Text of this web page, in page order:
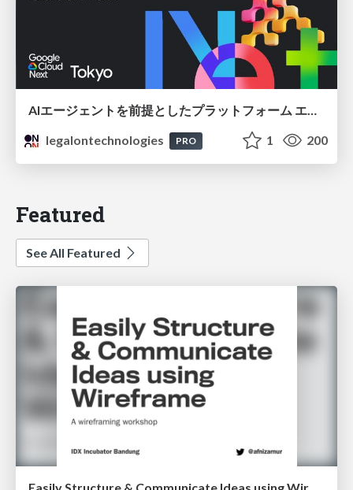
AIエージェントを前提としたプラットフォーム エンジニアリング：GKEで作るAgent-Ready Golden Path
legalontechnologies
PRO 1 200
Featured
See All Featured